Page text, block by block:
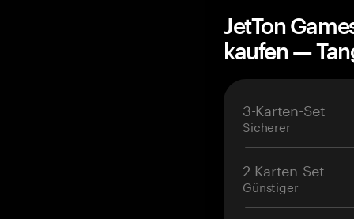
JetTon
kaufen —
3-Karten-Set
Sicherer
2-Karten-Set
Günstiger